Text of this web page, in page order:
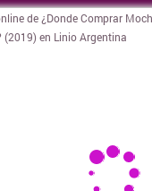
» Visitar tienda